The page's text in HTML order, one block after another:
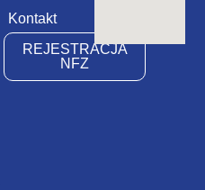
Kontakt
REJESTRACJA
NFZ